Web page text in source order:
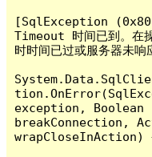
[SqlException
Timeout 时间已到。在
时时间已过或服务器未响
exception, Boolean
breakConnection,
wrapCloseInAction)